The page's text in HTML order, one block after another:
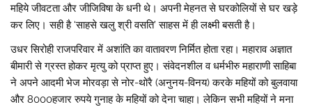
महिये जीवटता और जीजिविषा के धनी थे। अपनी मेहनत से घरकोलियों से घर खड़े
कर लिए। सही है ‘साहसे खलु श्री वसति’ साहस में ही लक्ष्मी बसती है।
उधर सिरोही राजपरिवार में अशांति का वातावरण निर्मित होता रहा। महाराव अज्ञात
बीमारी से ग्रस्त होकर मृत्यु को प्राप्त हुए। संवेदनशील व धर्मभीरु महाराणी साहिबा
ने अपने आदमी भेज मोरवड़ा से नोर-थोरै (अनुनय-विनय) करके महियों को बुलवाया
और 8000हजार रुपये गुनाह के महियों को देना चाहा। लेकिन सभी महियों ने मना